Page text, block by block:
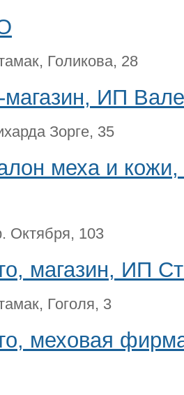
Голикова, 28
магазин, ИП
Зорге, 35
меха и
Октября, 103
магазин, ИП
Гоголя, 3
меховая